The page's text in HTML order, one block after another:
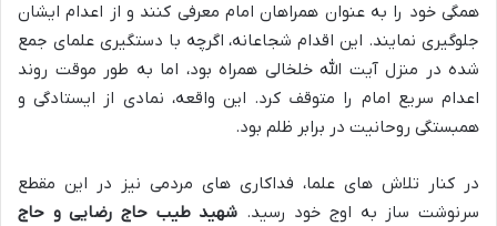
همگی خود را به عنوان همراهان امام معرفی کنند و از اعدام ایشان
جلوگیری نمایند. این اقدام شجاعانه، اگرچه با دستگیری علمای جمع
شده در منزل آیت الله خلخالی همراه بود، اما به طور موقت روند
اعدام سریع امام را متوقف کرد. این واقعه، نمادی از ایستادگی و
همبستگی روحانیت در برابر ظلم بود.
در کنار تلاش های علما، فداکاری های مردمی نیز در این مقطع
سرنوشت ساز به اوج خود رسید. شهید طیب حاج رضایی و حاج